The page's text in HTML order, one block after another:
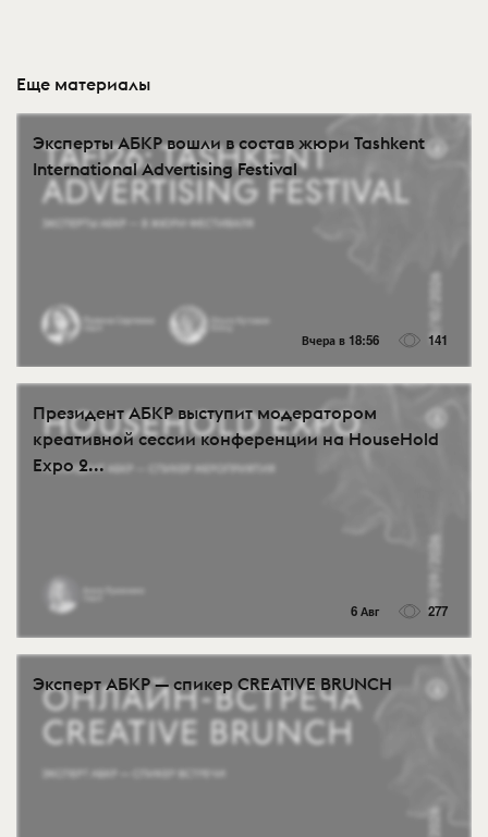
Еще материалы
Эксперты АБКР вошли в состав жюри Tashkent
International Advertising Festival
Вчера в 18:56 141
Президент АБКР выступит модератором
креативной сессии конференции на HouseHold
Expo 2...
6 Авг 277
Эксперт АБКР — спикер CREATIVE BRUNCH